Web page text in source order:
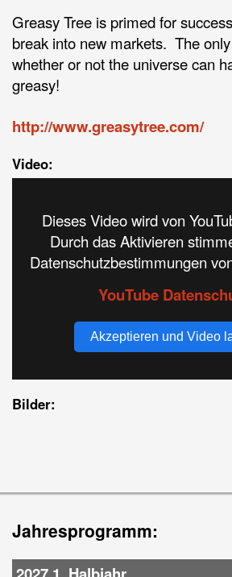
Greasy Tree is primed for
break into new markets. The
whether or not the universe can
greasy!
http://www.greasytree.com/
Video:
Dieses Video wird von
Durch das Aktivieren
Datenschutzbestimmungen
YouTube
Akzeptieren und Video
Bilder:
Jahresprogramm: